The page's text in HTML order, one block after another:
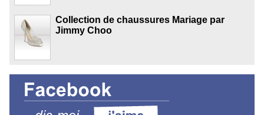
Collection de chaussures Mariage par
Jimmy Choo